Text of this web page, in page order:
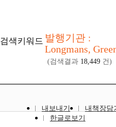
검색키워드 발행기관 :
Longmans,
(검색결과 18,449 건)
내보내기
내책장담
한글로보기